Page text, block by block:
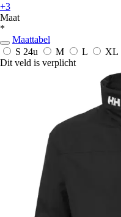
+3
Maat
*
Maattabel
S 24u M L XL
Dit veld is verplicht